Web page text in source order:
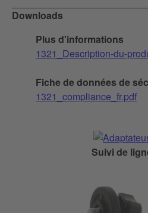
Downloads
Plus d'informations
1321_Description-du-
Fiche de données de
1321_compliance_fr.pdf
Suivi de